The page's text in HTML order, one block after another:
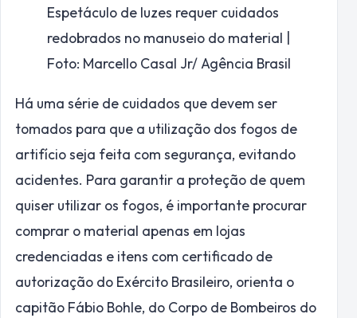
Espetáculo de luzes requer cuidados
redobrados no manuseio do material |
Foto: Marcello Casal Jr/ Agência Brasil
Há uma série de cuidados que devem ser
tomados para que a utilização dos fogos de
artifício seja feita com segurança, evitando
acidentes. Para garantir a proteção de quem
quiser utilizar os fogos, é importante procurar
comprar o material apenas em lojas
credenciadas e itens com certificado de
autorização do Exército Brasileiro, orienta o
capitão Fábio Bohle, do Corpo de Bombeiros do